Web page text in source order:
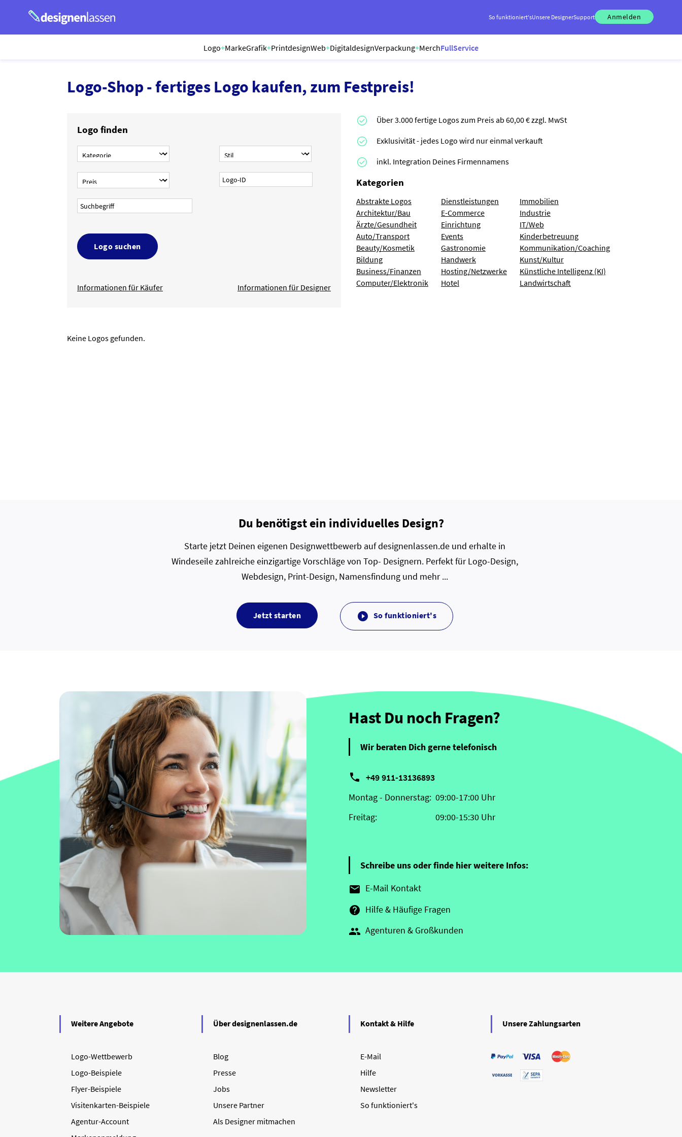
So funktioniert'sUnsere DesignerSupport Anmelden
Logo+MarkeGrafik+PrintdesignWeb+DigitaldesignVerpackung+MerchFullService
Logo-Shop - fertiges Logo kaufen, zum Festpreis!
Logo finden
Logo suchen
Informationen für Käufer Informationen für Designer
Über 3.000 fertige Logos zum Preis ab 60,00 € zzgl. MwSt
Exklusivität - jedes Logo wird nur einmal verkauft
inkl. Integration Deines Firmennamens
Kategorien
Abstrakte Logos
Architektur/Bau
Ärzte/Gesundheit
Auto/Transport
Beauty/Kosmetik
Bildung
Business/Finanzen
Computer/Elektronik
Dienstleistungen
E-Commerce
Einrichtung
Events
Gastronomie
Handwerk
Hosting/Netzwerke
Hotel
Immobilien
Industrie
IT/Web
Kinderbetreuung
Kommunikation/Coaching
Kunst/Kultur
Künstliche Intelligenz (KI)
Landwirtschaft
Keine Logos gefunden.
Du benötigst ein individuelles Design?
Starte jetzt Deinen eigenen Designwettbewerb auf designenlassen.de und erhalte in
Windeseile zahlreiche einzigartige Vorschläge von Top- Designern. Perfekt für Logo-Design,
Webdesign, Print-Design, Namensfindung und mehr ...
Jetzt starten  So funktioniert's
Hast Du noch Fragen?
Wir beraten Dich gerne telefonisch
 +49 911-13136893
Montag - Donnerstag:
Freitag:
09:00-17:00 Uhr
09:00-15:30 Uhr
Schreibe uns oder finde hier weitere Infos:
 E-Mail Kontakt
 Hilfe & Häufige Fragen
 Agenturen & Großkunden
Weitere Angebote
Logo-Wettbewerb
Logo-Beispiele
Flyer-Beispiele
Visitenkarten-Beispiele
Agentur-Account
Über designenlassen.de
Blog
Presse
Jobs
Unsere Partner
Als Designer mitmachen
Kontakt & Hilfe
E-Mail
Hilfe
Newsletter
So funktioniert's
Unsere Zahlungsarten